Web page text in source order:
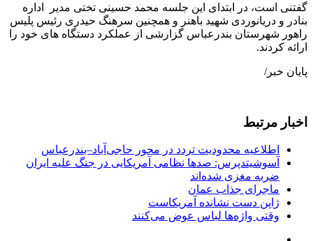
گفتنی است، در ابتدای این جلسه محمد حسینی تختی مدیر اداره
بنادر و دریانوردی شهید باهنر و همچنین سرهنگ حیدری رئیس پلیس
راهور شهرستان بندرعباس گزارشی از عملکرد دستگاه های خود را
ارائه کردند.
پایان خبر/
اخبار مرتبط
اطلاعیه محدودیت تردد در محور حاجی‌آباد–بندرعباس
آسوشیتدپرس: صدها نظامی آمریکایی در جنگ علیه ایران
ضربه مغزی شده‌اند
ماجرای جذاب عمان
ژاپن دست نشانده آمریکاست
وقتی واژه‌ها لباس عوض می‌کنند